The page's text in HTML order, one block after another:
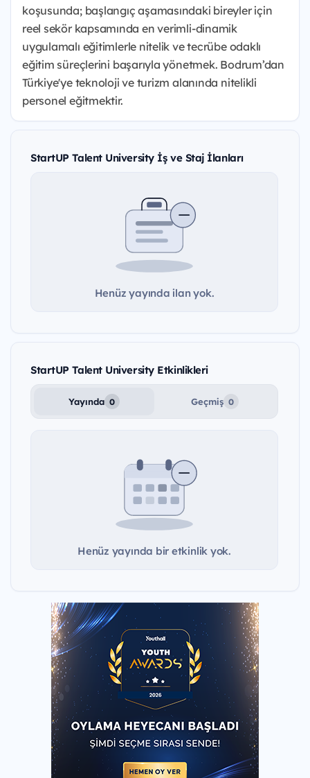
koşusunda; başlangıç aşamasındaki bireyler için
reel sekör kapsamında en verimli-dinamik
uygulamalı eğitimlerle nitelik ve tecrübe odaklı
eğitim süreçlerini başarıyla yönetmek. Bodrum’dan
Türkiye'ye teknoloji ve turizm alanında nitelikli
personel eğitmektir.
StartUP Talent University İş ve Staj İlanları
Henüz yayında ilan yok.
StartUP Talent University Etkinlikleri
Yayında 0 Geçmiş 0
Henüz yayında bir etkinlik yok.